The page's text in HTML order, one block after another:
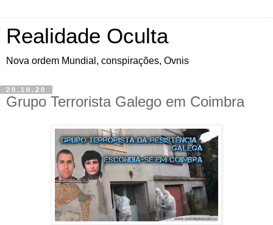
Realidade Oculta
Nova ordem Mundial, conspirações, Ovnis
20.10.20
Grupo Terrorista Galego em Coimbra